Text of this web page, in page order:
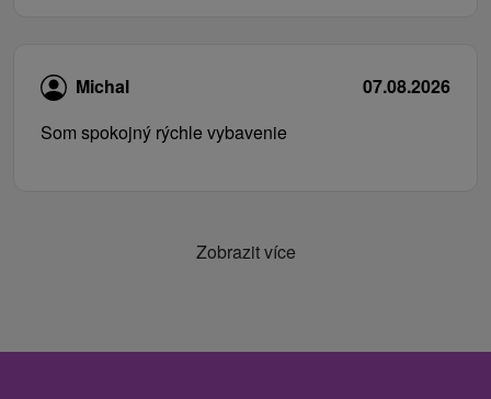
Michal
07.08.2026
Som spokojný rýchle vybavenie
Zobrazit více